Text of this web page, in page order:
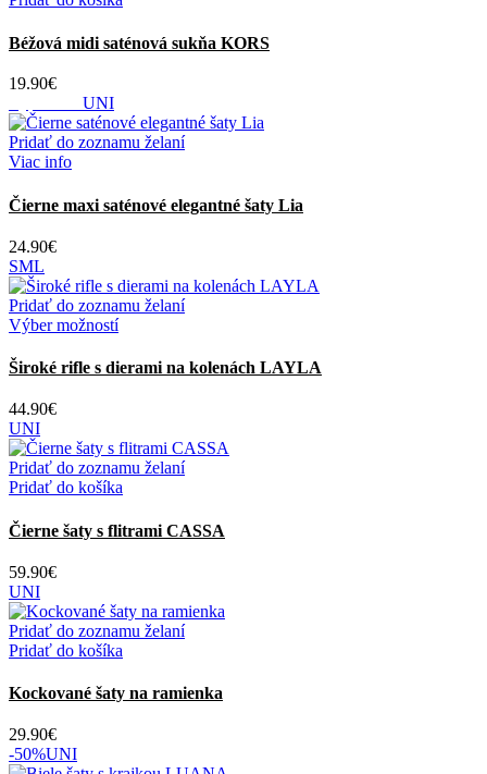
Béžová midi saténová sukňa KORS
19.90€
UNI
Pridať do zoznamu želaní
Viac info
Čierne maxi saténové elegantné šaty Lia
24.90€
SML
Pridať do zoznamu želaní
Výber možnostíTento
má
si
môžete
vybrať
na
stránke
produktu.
Široké rifle s dierami na kolenách LAYLA
44.90€
UNI
Pridať do zoznamu želaní
Pridať do košíka
Čierne šaty s flitrami CASSA
59.90€
UNI
Pridať do zoznamu želaní
Pridať do košíka
Kockované šaty na ramienka
29.90€
-50%UNI